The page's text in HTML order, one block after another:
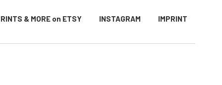
& MORE on ETSY INSTAGRAM IMPRINT